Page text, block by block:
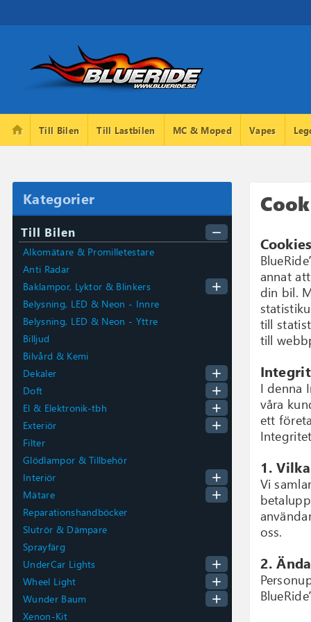
home Till Bilen Till Lastbilen MC & Moped Vapes
Kategorier
Till Bilen remove
Alkomätare & Promilletestare
Anti Radar
Baklampor, Lyktor & Blinkers
add
Belysning, LED & Neon - Innre
Belysning, LED & Neon - Yttre
Billjud
Bilvård & Kemi
Dekaler
add
Doft add
El & Elektronik-tbh add
Exteriör add
Filter
Glödlampor & Tillbehör
Interiör
add
Mätare add
Reparationshandböcker
Slutrör & Dämpare
Sprayfärg
UnderCar Lights
add
Wheel Light add
Wunder Baum add
Xenon-Kit
annat
din bil.
till
till
I denna
våra
ett
1.
Vi
oss.
2.